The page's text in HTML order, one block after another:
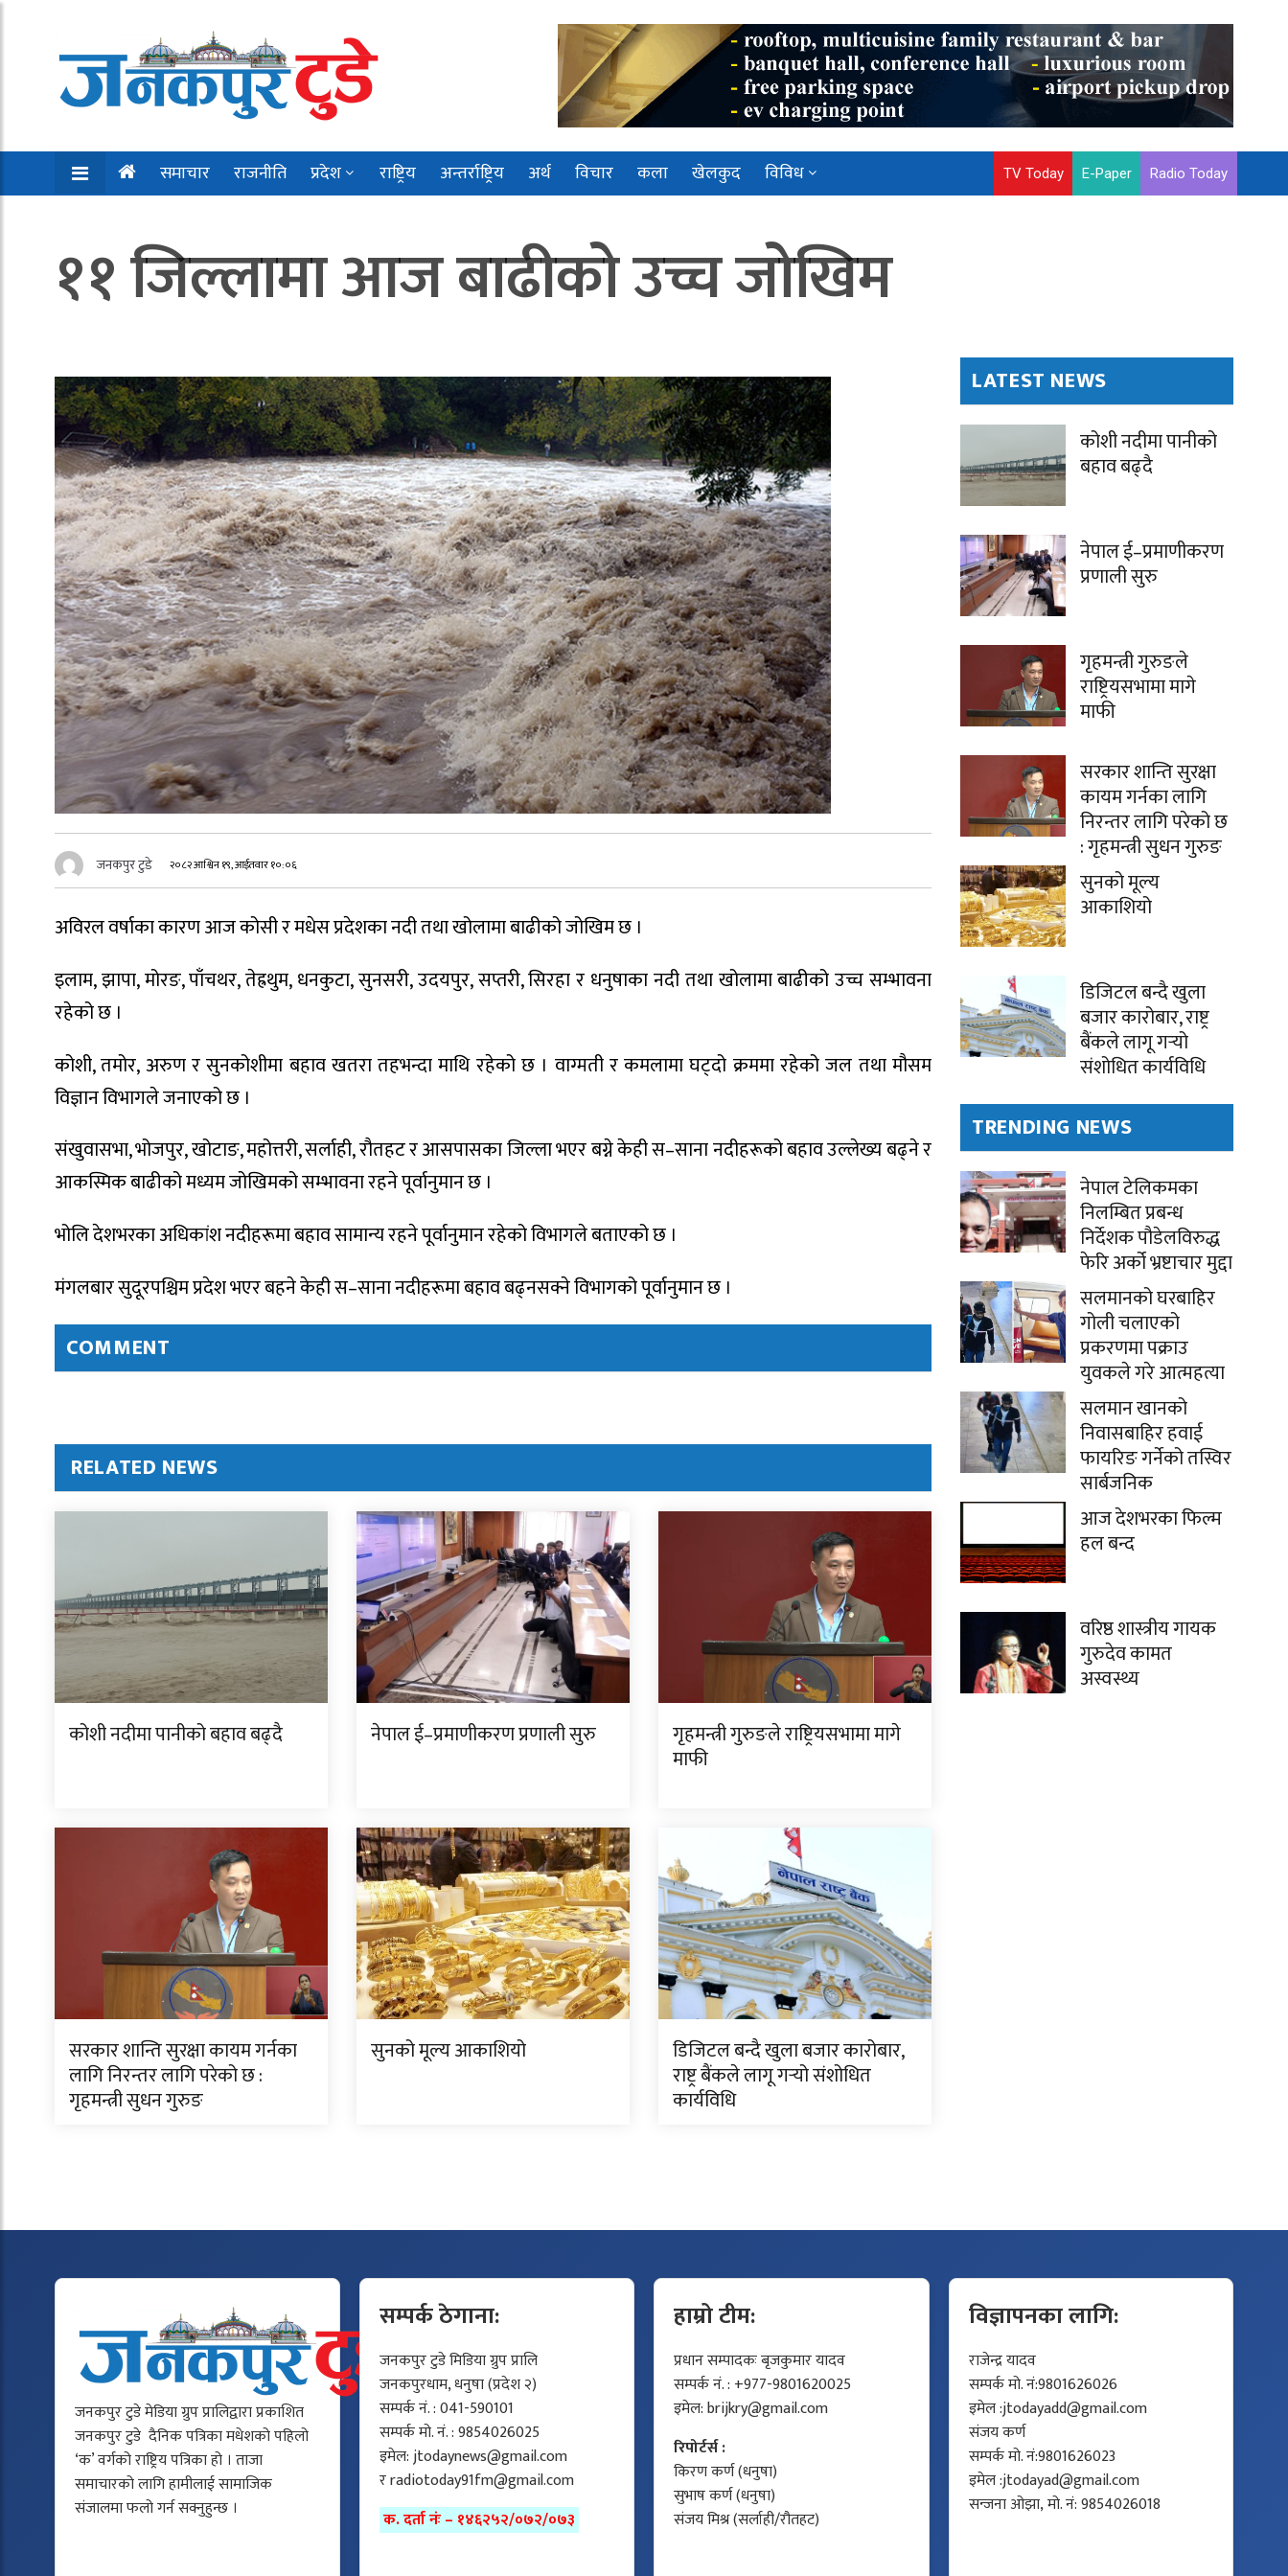
समाचार राजनीति प्रदेश राष्ट्रिय अन्तर्राष्ट्रिय अर्थ विचार कला खेलकुद विविध TV Today E-Paper Radio Today
११ जिल्लामा आज बाढीको उच्च जोखिम
जनकपुर टुडे २०८२ आश्विन १९, आईतवार १०:०६
अविरल वर्षाका कारण आज कोसी र मधेस प्रदेशका नदी तथा खोलामा बाढीको जोखिम छ ।
इलाम, झापा, मोरङ, पाँचथर, तेह्रथुम, धनकुटा, सुनसरी, उदयपुर, सप्तरी, सिरहा र धनुषाका नदी तथा खोलामा बाढीको उच्च सम्भावना
रहेको छ ।
कोशी, तमोर, अरुण र सुनकोशीमा बहाव खतरा तहभन्दा माथि रहेको छ । वाग्मती र कमलामा घट्दो क्रममा रहेको जल तथा मौसम
विज्ञान विभागले जनाएको छ ।
संखुवासभा, भोजपुर, खोटाङ, महोत्तरी, सर्लाही, रौतहट र आसपासका जिल्ला भएर बग्ने केही स–साना नदीहरूको बहाव उल्लेख्य बढ्ने र
आकस्मिक बाढीको मध्यम जोखिमको सम्भावना रहने पूर्वानुमान छ ।
भोलि देशभरका अधिकांश नदीहरूमा बहाव सामान्य रहने पूर्वानुमान रहेको विभागले बताएको छ ।
मंगलबार सुदूरपश्चिम प्रदेश भएर बहने केही स–साना नदीहरूमा बहाव बढ्नसक्ने विभागको पूर्वानुमान छ ।
COMMENT
RELATED NEWS
कोशी नदीमा पानीको बहाव बढ्दै नेपाल ई–प्रमाणीकरण प्रणाली सुरु गृहमन्त्री गुरुङले राष्ट्रियसभामा मागे
माफी
सरकार शान्ति सुरक्षा कायम गर्नका
लागि निरन्तर लागि परेको छ :
गृहमन्त्री सुधन गुरुङ
सुनको मूल्य आकाशियो डिजिटल बन्दै खुला बजार कारोबार,
राष्ट्र बैंकले लागू गर्‍यो संशोधित
कार्यविधि
LATEST NEWS
कोशी नदीमा पानीको
बहाव बढ्दै
नेपाल ई–प्रमाणीकरण
प्रणाली सुरु
गृहमन्त्री गुरुङले
राष्ट्रियसभामा मागे
माफी
सरकार शान्ति सुरक्षा
कायम गर्नका लागि
निरन्तर लागि परेको छ
: गृहमन्त्री सुधन गुरुङ
सुनको मूल्य
आकाशियो
डिजिटल बन्दै खुला
बजार कारोबार, राष्ट्र
बैंकले लागू गर्‍यो
संशोधित कार्यविधि
TRENDING NEWS
नेपाल टेलिकमका
निलम्बित प्रबन्ध
निर्देशक पौडेलविरुद्ध
फेरि अर्को भ्रष्टाचार मुद्दा
सलमानको घरबाहिर
गोली चलाएको
प्रकरणमा पक्राउ
युवकले गरे आत्महत्या
सलमान खानको
निवासबाहिर हवाई
फायरिङ गर्नेको तस्विर
सार्बजनिक
आज देशभरका फिल्म
हल बन्द
वरिष्ठ शास्त्रीय गायक
गुरुदेव कामत
अस्वस्थ्य
जनकपुर टुडे मेडिया ग्रुप प्रालिद्वारा प्रकाशित
जनकपुर टुडे दैनिक पत्रिका मधेशको पहिलो
‘क’ वर्गको राष्ट्रिय पत्रिका हो । ताजा
समाचारको लागि हामीलाई सामाजिक
संजालमा फलो गर्न सक्नुहुन्छ ।
सम्पर्क ठेगाना:
जनकपुर टुडे मिडिया ग्रुप प्रालि
जनकपुरधाम, धनुषा (प्रदेश २)
सम्पर्क नं. : 041-590101
सम्पर्क मो. नं. : 9854026025
इमेल:jtodaynews@gmail.com
रradiotoday91fm@gmail.com
क. दर्ता नंः – १४६२५२/०७२/०७३
हाम्रो टीम:
प्रधान सम्पादकः बृजकुमार यादव
सम्पर्क नं. : +977-9801620025
इमेल:brijkry@gmail.com
रिपोर्टर्स :
किरण कर्ण (धनुषा)
सुभाष कर्ण (धनुषा)
संजय मिश्र (सर्लाही/रौतहट)
विज्ञापनका लागि:
राजेन्द्र यादव
सम्पर्क मो. नं:9801626026
इमेल :jtodayadd@gmail.com
संजय कर्ण
सम्पर्क मो. नं:9801626023
इमेल :jtodayad@gmail.com
सन्जना ओझा, मो. नं: 9854026018